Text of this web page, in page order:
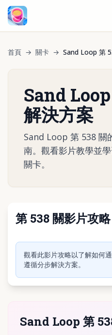
首頁 → 關卡 → Sand Loop 第
Sand
解決方案
Sand Loop 第 538 關
南。觀看影片教學並
關卡。
第 538 關影片攻略
點擊播
觀看此影片攻略以了解如何
遵循分步解決方案。
Sand Loop 第